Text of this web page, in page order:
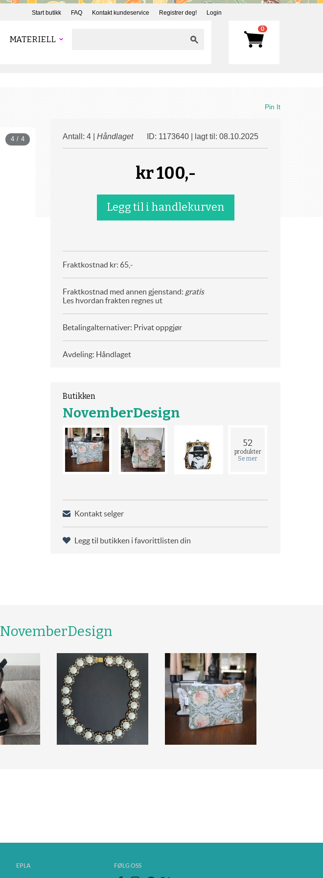
Start butikk FAQ Kontakt kundeservice Registrer deg! Login
MATERIELL
0
4 / 4
Pin It
Antall: 4 | Håndlaget ID: 1173640 | lagt til: 08.10.2025
kr100,-
Fraktkostnad kr: 65,-
Fraktkostnad med annen gjenstand: gratis
Les hvordan frakten regnes ut
Betalingalternativer: Privat oppgjør
Avdeling: Håndlaget
Butikken
NovemberDesign
52
produkter
Se mer
Kontakt selger
Legg til butikken i favorittlisten din
NovemberDesign
EPLA FØLG OSS